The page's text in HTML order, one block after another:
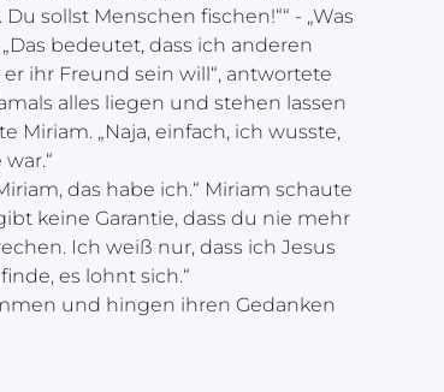
sollst Menschen fischen!““ - „Was
bedeutet, dass ich anderen
ihr Freund sein will“, antwortete
alles liegen und stehen lassen
Miriam. „Naja, einfach, ich wusste,
das habe ich.“ Miriam schaute
keine Garantie, dass du nie mehr
Ich weiß nur, dass ich Jesus
es lohnt sich.“
und hingen ihren Gedanken